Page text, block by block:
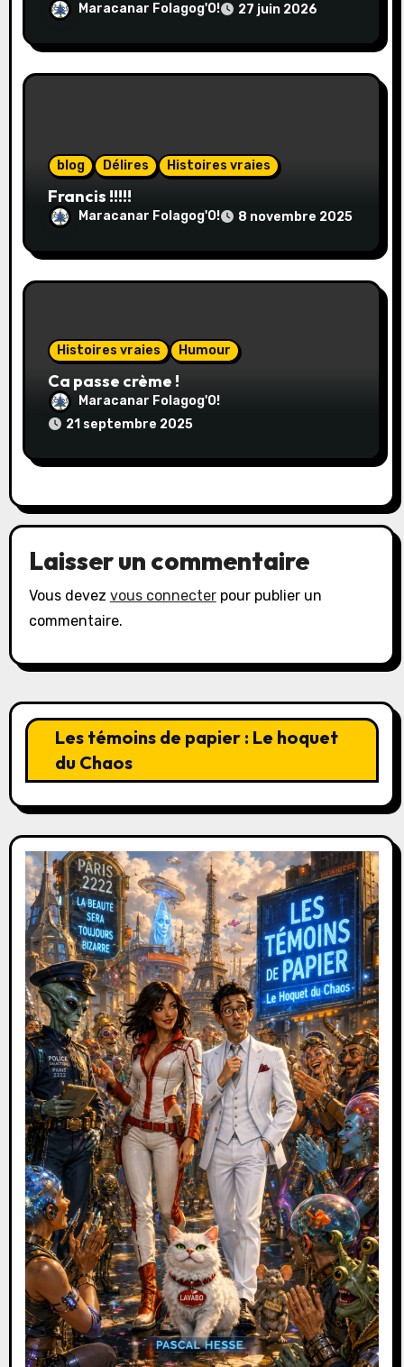
a
r
e
Maracanar Folagog'O! 27 juin 2026
blog Délires Histoires vraies
Francis !!!!!
Maracanar Folagog'O! 8 novembre 2025
Histoires vraies Humour
Ca passe crème !
Maracanar Folagog'O!
21 septembre 2025
Laisser un commentaire
Vous devez vous connecterpour publier un
commentaire.
Les témoins de papier : Le hoquet
du Chaos